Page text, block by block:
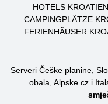
HOTELS KROATIEN
CAMPINGPLÄTZE
FERIENHÄUSER
Serveri Češke planine,
obala, Alpske.cz i